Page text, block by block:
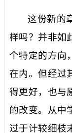
这份新的
样吗？并非如
个特定的方向
在内。但经过
得更好，也与
的改变。从中
过于计较细枝